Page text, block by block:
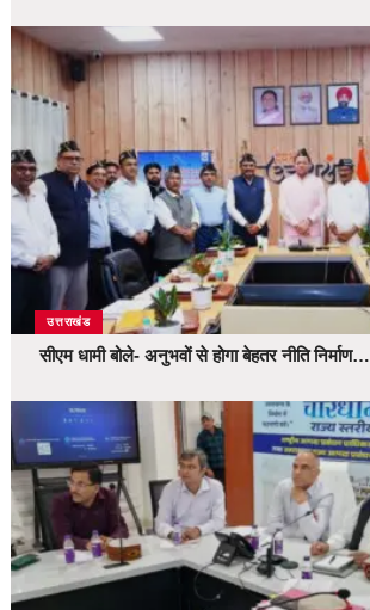
उत्तराखंड
सीएम धामी बोले- अनुभवों से होगा बेहतर नीति निर्माण…